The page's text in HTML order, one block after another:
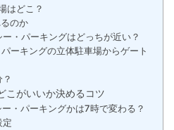
はどこ？
のか
・パーキングはどっちが近い？
ーキングの立体駐車場からゲート
こがいいか決めるコツ
・パーキングかは7時で変わる？
定